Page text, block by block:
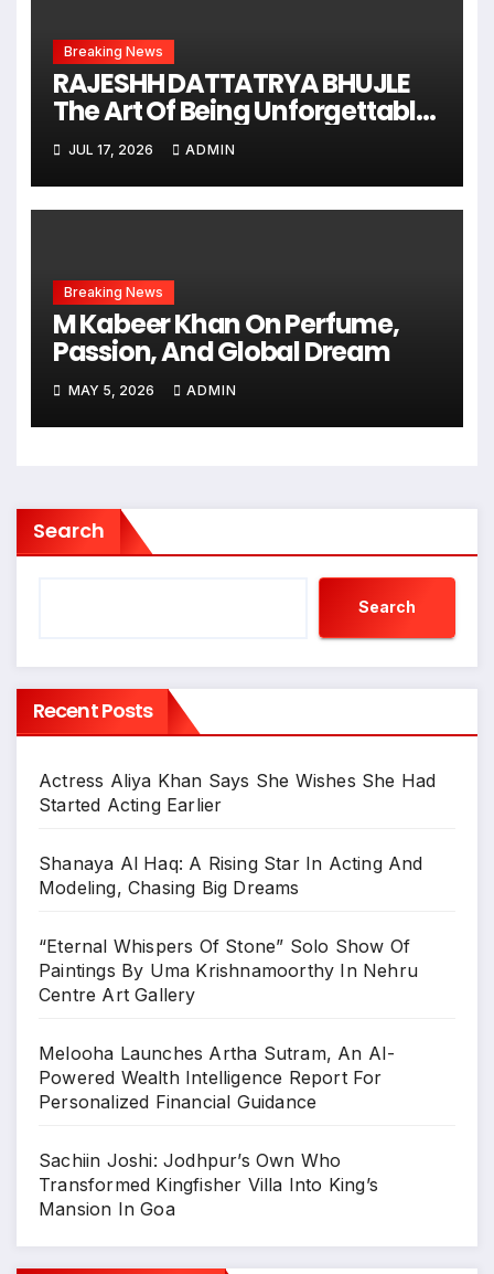
Breaking News
RAJESHH DATTATRYA BHUJLE
The Art Of Being Unforgettable
Some Men Follow Trends.
Some Men Create Them
JUL 17, 2026 ADMIN
Breaking News
M Kabeer Khan On Perfume,
Passion, And Global Dream
MAY 5, 2026 ADMIN
Search
Search
Recent Posts
Actress Aliya Khan Says She Wishes She Had
Started Acting Earlier
Shanaya Al Haq: A Rising Star In Acting And
Modeling, Chasing Big Dreams
“Eternal Whispers Of Stone” Solo Show Of
Paintings By Uma Krishnamoorthy In Nehru
Centre Art Gallery
Melooha Launches Artha Sutram, An AI-
Powered Wealth Intelligence Report For
Personalized Financial Guidance
Sachiin Joshi: Jodhpur’s Own Who
Transformed Kingfisher Villa Into King’s
Mansion In Goa